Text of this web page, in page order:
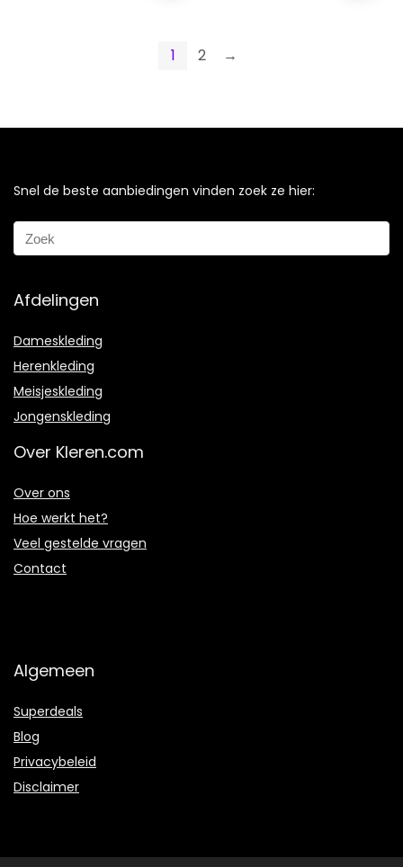
1 2 →
Snel de beste aanbiedingen vinden zoek ze hier:
Afdelingen
Dameskleding
Herenkleding
Meisjeskleding
Jongenskleding
Over Kleren.com
Over ons
Hoe werkt het?
Veel gestelde vragen
Contact
Algemeen
Superdeals
Blog
Privacybeleid
Disclaimer